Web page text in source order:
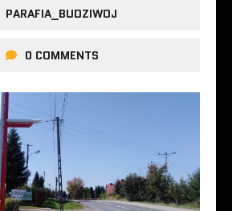
PARAFIA_BUDZIWOJ
0 COMMENTS